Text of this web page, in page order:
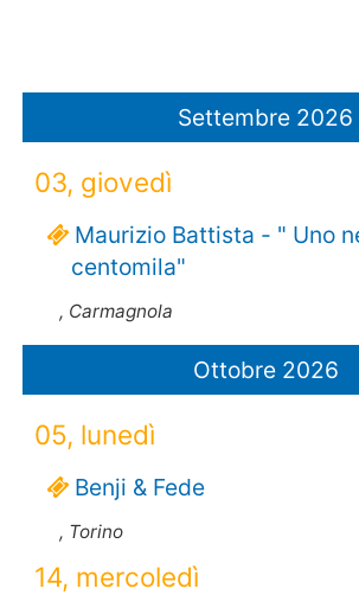
Settembre 2026
03, giovedì
Maurizio Battista - " Uno
centomila"
, Carmagnola
Ottobre 2026
05, lunedì
Benji & Fede
, Torino
14, mercoledì